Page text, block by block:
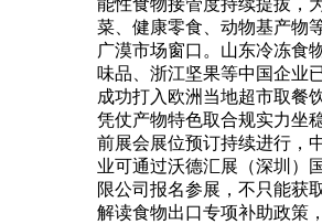
能性食物接管度持续提拔，
菜、健康零食、动物基产物
广漠市场窗口。山东冷冻食
味品、浙江坚果等中国企业
成功打入欧洲当地超市取餐
凭仗产物特色取合规实力坐
前展会展位预订持续进行，
业可通过沃德汇展（深圳）
限公司报名参展，不只能获
解读食物出口专项补助政策